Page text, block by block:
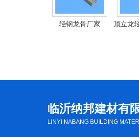
轻钢龙骨厂家 顶立龙
临沂纳邦建材有
LINYI NABANG BUILDING